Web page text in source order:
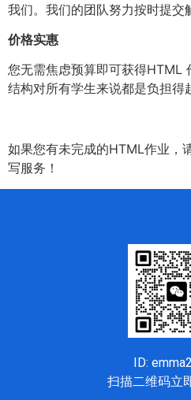
我们。我们的团队努力按时提交
价格实惠
您无需焦虑预算即可获得HTML
结构对所有学生来说都是负担得
如果您有未完成的HTML作业，
写服务！
ID:
扫描二维码立